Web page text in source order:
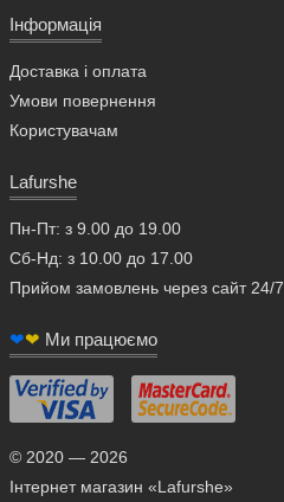
Інформація
Доставка і оплата
Умови повернення
Користувачам
Lafurshe
Пн-Пт: з 9.00 до 19.00
Сб-Нд: з 10.00 до 17.00
Прийом замовлень через сайт 24/7
❤❤ Ми працюємо
© 2020 — 2026
Інтернет магазин «Lafurshe»